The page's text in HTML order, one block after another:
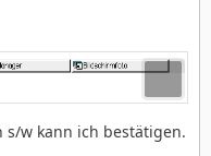
w kann ich bestätigen.